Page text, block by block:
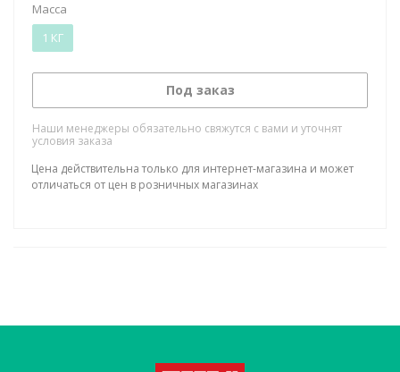
Масса
1 КГ
Под заказ
Наши менеджеры обязательно свяжутся с вами и уточнят
условия заказа
Цена действительна только для интернет-магазина и может
отличаться от цен в розничных магазинах